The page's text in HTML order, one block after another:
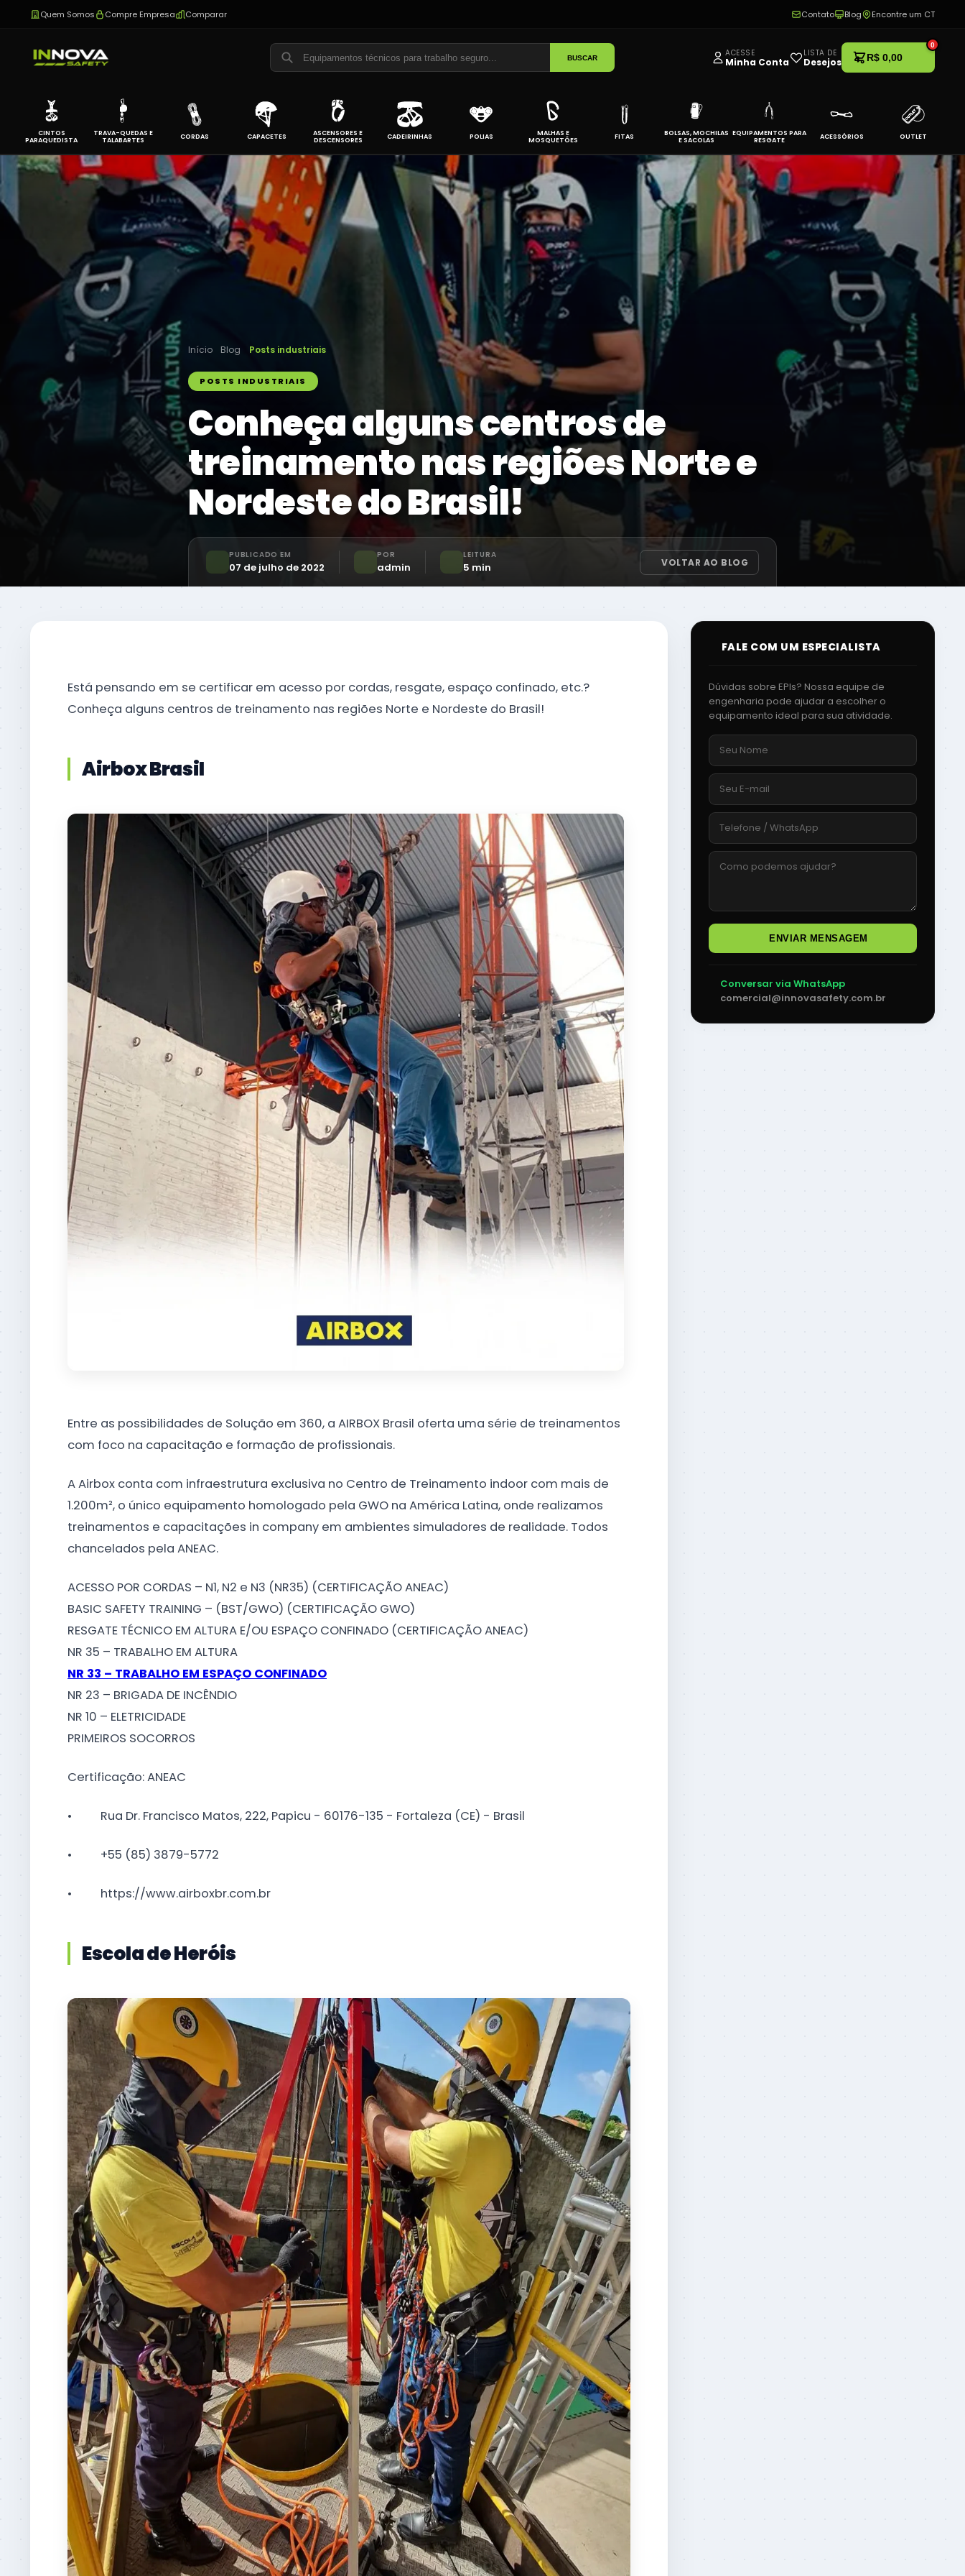
Quem Somos Compre Empresa Comparar Contato Blog Encontre um CT
BUSCAR ACESSE
Minha Conta
LISTA DE
Desejos R$ 0,00
0
CINTOS
PARAQUEDISTA
TRAVA-QUEDAS E
TALABARTES
CORDAS CAPACETES
ASCENSORES E
DESCENSORES
CADEIRINHAS POLIAS
MALHAS E
MOSQUETÕES
FITAS
BOLSAS, MOCHILAS
E SACOLAS
EQUIPAMENTOS PARA
RESGATE
ACESSÓRIOS OUTLET
Início Blog Posts industriais
POSTS INDUSTRIAIS
Conheça alguns centros de
treinamento nas regiões Norte e
Nordeste do Brasil!
PUBLICADO EM
07 de julho de 2022
POR
admin
LEITURA
5 min VOLTAR AO BLOG
Está pensando em se certificar em acesso por cordas, resgate, espaço confinado, etc.?
Conheça alguns centros de treinamento nas regiões Norte e Nordeste do Brasil!
Airbox Brasil
Entre as possibilidades de Solução em 360, a AIRBOX Brasil oferta uma série de treinamentos
com foco na capacitação e formação de profissionais.
A Airbox conta com infraestrutura exclusiva no Centro de Treinamento indoor com mais de
1.200m², o único equipamento homologado pela GWO na América Latina, onde realizamos
treinamentos e capacitações in company em ambientes simuladores de realidade. Todos
chancelados pela ANEAC.
ACESSO POR CORDAS – N1, N2 e N3 (NR35) (CERTIFICAÇÃO ANEAC)
BASIC SAFETY TRAINING – (BST/GWO) (CERTIFICAÇÃO GWO)
RESGATE TÉCNICO EM ALTURA E/OU ESPAÇO CONFINADO (CERTIFICAÇÃO ANEAC)
NR 35 – TRABALHO EM ALTURA
NR 33 – TRABALHO EM ESPAÇO CONFINADO
NR 23 – BRIGADA DE INCÊNDIO
NR 10 – ELETRICIDADE
PRIMEIROS SOCORROS
Certificação: ANEAC
• Rua Dr. Francisco Matos, 222, Papicu - 60176-135 - Fortaleza (CE) - Brasil
• +55 (85) 3879-5772
• https://www.airboxbr.com.br
Escola de Heróis
FALE COM UM ESPECIALISTA
Dúvidas sobre EPIs? Nossa equipe de
engenharia pode ajudar a escolher o
equipamento ideal para sua atividade.
ENVIAR MENSAGEM
Conversar via WhatsApp
comercial@innovasafety.com.br